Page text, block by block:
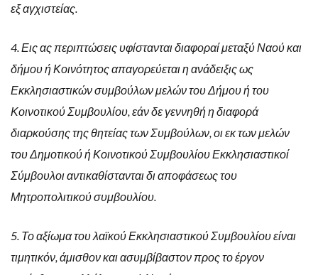
εξ αγχιστείας.
4. Εις ας περιπτώσεις υφίστανται διαφοραί μεταξύ Ναού και
δήμου ή Κοινότητος απαγορεύεται η ανάδειξις ως
Εκκλησιαστικών συμβούλων μελών του Δήμου ή του
Κοινοτικού Συμβουλίου, εάν δε γεννηθή η διαφορά
διαρκούσης της θητείας των Συμβούλων, οι εκ των μελών
του Δημοτικού ή Κοινοτικού Συμβουλίου Εκκλησιαστικοί
Σύμβουλοι αντικαθίστανται δι αποφάσεως του
Μητροπολιτικού συμβουλίου.
5. Το αξίωμα του λαϊκού Εκκλησιαστικού Συμβουλίου είναι
τιμητικόν, άμισθον και ασυμβίβαστον προς το έργον